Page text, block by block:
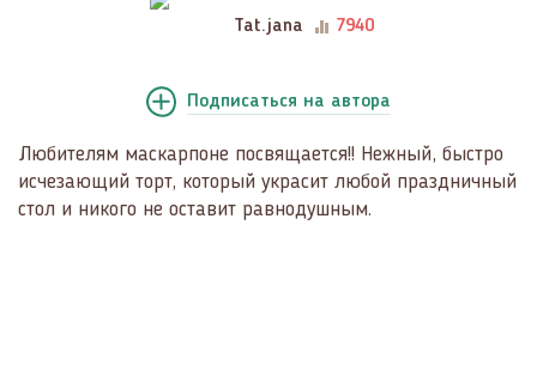
Tat.jana 7940
Подписаться на автора
Любителям маскарпоне посвящается!! Нежный, быстро
исчезающий торт, который украсит любой праздничный
стол и никого не оставит равнодушным.